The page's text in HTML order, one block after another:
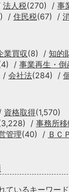
法人税(270) 事
住民税(67)
業買収(8) 知的
事業再生・倒
会社法(284)
資格取得(1,570)
事務所
管理(40) ＢＣ
ているキーワー